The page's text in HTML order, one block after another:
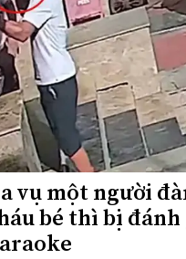
vụ một người
bé thì bị